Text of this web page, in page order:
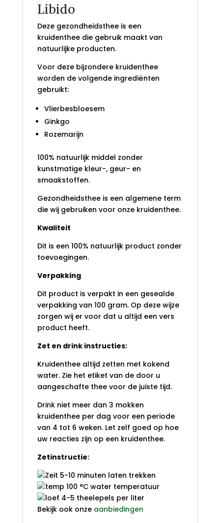
Libido
Deze gezondheidsthee is een
kruidenthee die gebruik maakt van
natuurlijke producten.
Voor deze bijzondere kruidenthee
worden de volgende ingrediënten
gebruikt:
Vlierbesbloesem
Ginkgo
Rozemarijn
100% natuurlijk middel zonder
kunstmatige kleur-, geur- en
smaakstoffen.
Gezondheidsthee is een algemene term
die wij gebruiken voor onze kruidenthee.
Kwaliteit
Dit is een 100% natuurlijk product zonder
toevoegingen.
Verpakking
Dit product is verpakt in een gesealde
verpakking van 100 gram. Op deze wijze
zorgen wij er voor dat u altijd een vers
product heeft.
Zet en drink instructies:
Kruidenthee altijd zetten met kokend
water. Zie het etiket van de door u
aangeschafte thee voor de juiste tijd.
Drink niet meer dan 3 mokken
kruidenthee per dag voor een periode
van 4 tot 6 weken. Let zelf goed op hoe
uw reacties zijn op een kruidenthee.
Zetinstructie:
5-10 minuten laten trekken
100 °C water temperatuur
4-5 theelepels per liter
Bekijk ook onze aanbiedingen